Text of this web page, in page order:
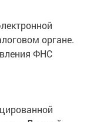
органе.
ФНС